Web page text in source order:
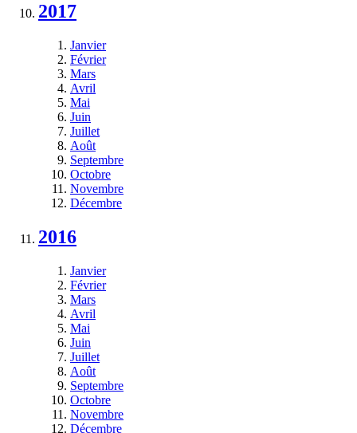
2017
Janvier
Février
Mars
Avril
Mai
Juin
Juillet
Août
Septembre
Octobre
Novembre
Décembre
2016
Janvier
Février
Mars
Avril
Mai
Juin
Juillet
Août
Septembre
Octobre
Novembre
Décembre